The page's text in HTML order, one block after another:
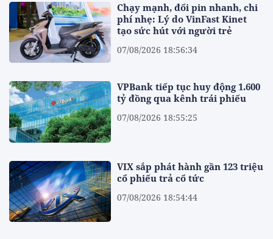
Chạy mạnh, đổi pin nhanh, chi
phí nhẹ: Lý do VinFast Kinet
tạo sức hút với người trẻ
07/08/2026 18:56:34
VPBank tiếp tục huy động 1.600
tỷ đồng qua kênh trái phiếu
07/08/2026 18:55:25
VIX sắp phát hành gần 123 triệu
cổ phiếu trả cổ tức
07/08/2026 18:54:44